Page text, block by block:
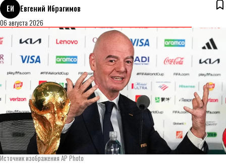
ЕИ
Евгений Ибрагимов
06 августа 2026
Источник изображения AP Photo